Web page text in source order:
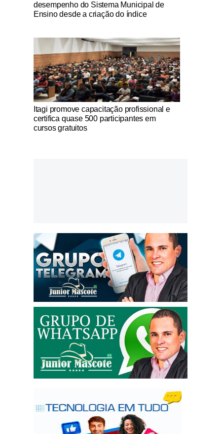
desempenho do Sistema Municipal de
Ensino desde a criação do índice
Notícias Católicas
Itagi promove capacitação profissional e
certifica quase 500 participantes em
cursos gratuitos